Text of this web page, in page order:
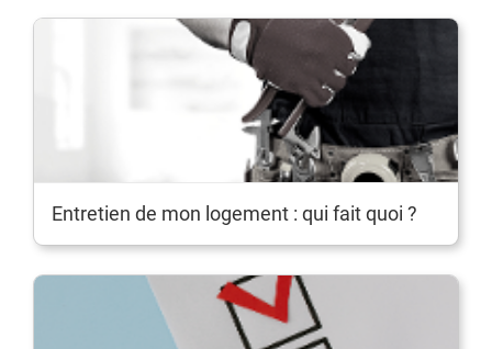
Entretien de mon logement : qui fait quoi ?